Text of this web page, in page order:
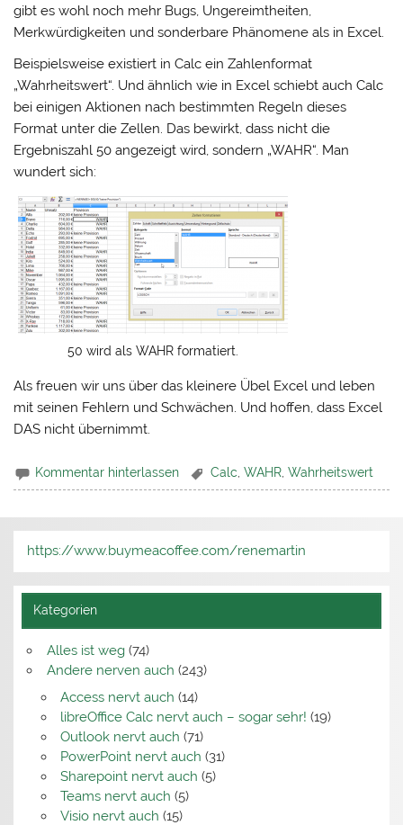
gibt es wohl noch mehr Bugs, Ungereimtheiten,
Merkwürdigkeiten und sonderbare Phänomene als in Excel.
Beispielsweise existiert in Calc ein Zahlenformat
„Wahrheitswert“. Und ähnlich wie in Excel schiebt auch Calc
bei einigen Aktionen nach bestimmten Regeln dieses
Format unter die Zellen. Das bewirkt, dass nicht die
Ergebniszahl 50 angezeigt wird, sondern „WAHR“. Man
wundert sich:
50 wird als WAHR formatiert.
Als freuen wir uns über das kleinere Übel Excel und leben
mit seinen Fehlern und Schwächen. Und hoffen, dass Excel
DAS nicht übernimmt.
Kommentar hinterlassen Calc ,WAHR ,Wahrheitswert
https://www.buymeacoffee.com/renemartin
Kategorien
Alles ist weg(74)
Andere nerven auch (243)
Access nervt auch (14)
libreOffice Calc nervt auch – sogar sehr! (19)
Outlook nervt auch (71)
PowerPoint nervt auch (31)
Sharepoint nervt auch (5)
Teams nervt auch (5)
Visio nervt auch (15)